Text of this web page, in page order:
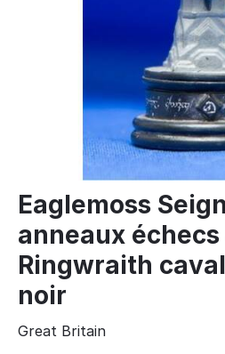
Eaglemoss
anneaux échecs
Ringwraith
noir
Great Britain